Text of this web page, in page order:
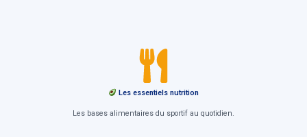
Les essentiels nutrition
Les bases alimentaires du sportif au quotidien.